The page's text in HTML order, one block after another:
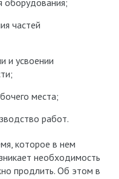
оборудования;
частей
и усвоении
места;
работ.
которое в нем
необходимость
продлить. Об этом в